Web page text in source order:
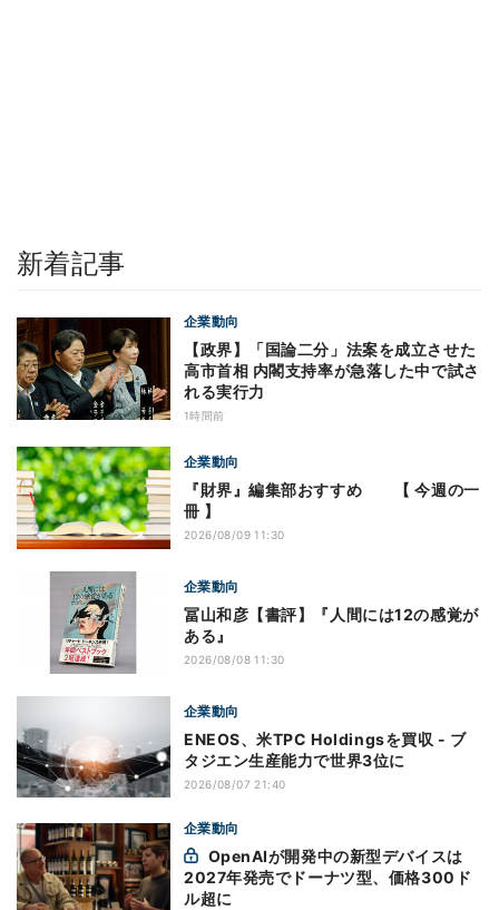
新着記事
企業動向
【政界】「国論二分」法案を成立させた
高市首相 内閣支持率が急落した中で試さ
れる実行力
1時間前
企業動向
『財界』編集部おすすめ 【 今週の一
冊 】
2026/08/09 11:30
企業動向
冨山和彦【書評】『人間には12の感覚が
ある』
2026/08/08 11:30
企業動向
ENEOS、米TPC Holdingsを買収 - ブ
タジエン生産能力で世界3位に
2026/08/07 21:40
企業動向
2027年発売でドーナツ型、価格300ド
ル超に